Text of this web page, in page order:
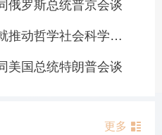
俄罗斯总统普京会谈
【高层动态】习近平就推动哲学社会科学高质量发展作出重要指示
美国总统特朗普会谈
更多